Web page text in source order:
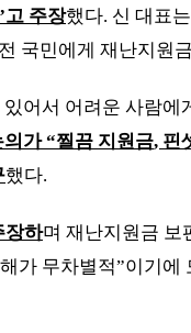
고 주장했다. 신 대표는
국민에게 재난지원
어서 어려운 사람에
의가“찔끔 지원금, 핀
했다.
장하며 재난지원금 보
가 무차별적”이기에